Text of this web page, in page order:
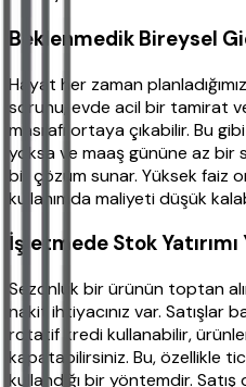
Beklenmedik Bireysel
Hayat her zaman
sorunu, evde acil bir tamirat
masrafı ortaya çıkabilir. Bu
yoksa ve maaş gününe az bir
bir çözüm sunar. Yüksek faiz
kullanımda maliyeti düşük
İşletmede Stok Yatırımı
Sezonluk bir ürünün toptan
nakit ihtiyacınız var. Satışlar
rotatif kredi kullanabilir,
kapatabilirsiniz. Bu, özellikle
kullandığı bir yöntemdir.